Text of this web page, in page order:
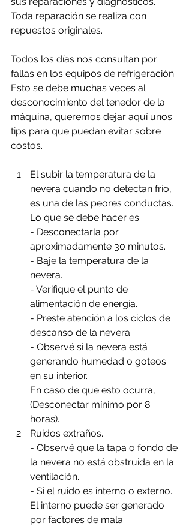
Toda reparación se realiza con
repuestos originales.
Todos los días nos consultan por
fallas en los equipos de refrigeración.
Esto se debe muchas veces al
desconocimiento del tenedor de la
máquina, queremos dejar aquí unos
tips para que puedan evitar sobre
costos.
El subir la temperatura de la
nevera cuando no detectan frío,
es una de las peores conductas.
Lo que se debe hacer es:
- Desconectarla por
aproximadamente 30 minutos.
- Baje la temperatura de la
nevera.
- Verifique el punto de
alimentación de energía.
- Preste atención a los ciclos de
descanso de la nevera.
- Observé si la nevera está
generando humedad o goteos
en su interior.
En caso de que esto ocurra,
(Desconectar mínimo por 8
horas).
Ruidos extraños.
- Observé que la tapa o fondo de
la nevera no está obstruida en la
ventilación.
- Si el ruido es interno o externo.
El interno puede ser generado
por factores de mala